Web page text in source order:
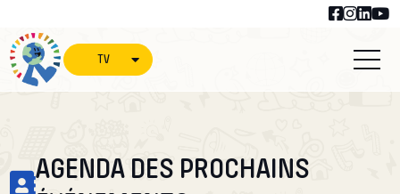
TV
AGENDA DES PROCHAINS